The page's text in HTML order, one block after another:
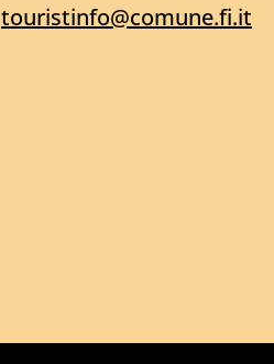
touristinfo@comune.fi.it